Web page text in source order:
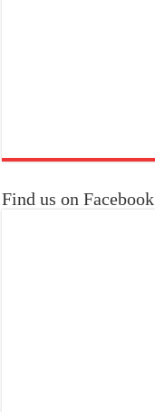
Find us on Facebook